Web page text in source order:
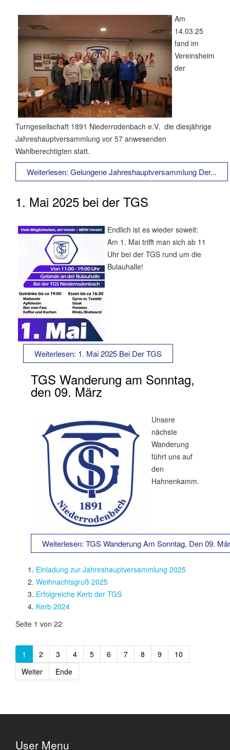
Am
14.03.25
fand im
Vereinsheim
der
Turngesellschaft 1891 Niederrodenbach e.V. die diesjährige
Jahreshauptversammlung vor 57 anwesenden
Wahlberechtigten statt.
Weiterlesen: Gelungene Jahreshauptversammlung Der...
1. Mai 2025 bei der TGS
Endlich ist es wieder soweit:
Am 1. Mai trifft man sich ab 11
Uhr bei der TGS rund um die
Bulauhalle!
Weiterlesen: 1. Mai 2025 Bei Der TGS
TGS Wanderung am Sonntag,
den 09. März
Unsere
nächste
Wanderung
führt uns auf
den
Hahnenkamm.
Weiterlesen: TGS Wanderung Am Sonntag, Den 09.
Einladung zur Jahreshauptversammlung 2025
Weihnachtsgruß 2025
Erfolgreiche Kerb der TGS
Kerb 2024
Seite 1 von 22
1 2 3 4 5 6 7 8 9
10
Weiter
Ende
User Menu